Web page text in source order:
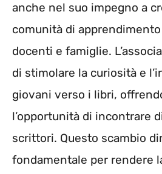
anche nel suo impegno a
comunità di
docenti e famiglie.
di stimolare la curiosità e
giovani verso i libri,
l’opportunità di incontrare
scrittori. Questo scambio
fondamentale per rendere